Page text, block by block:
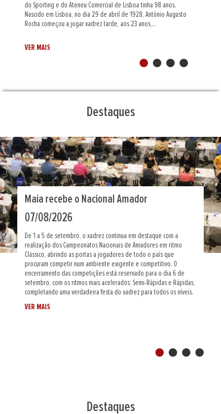
nas competições feminina e absoluta, através, respetivamente, de
Margarida Correia (Vitória SC) e Filipa Camacho (Clube dos Galitos) e
de Gustavo Ribeiro (AX Gaia). Na primeira das nove...
VER MAIS
Destaques
Nacionais femininos de ritmos rápidos na
Maia
No próximo dia 30 de agosto, a cidade da Maia recebe os
Campeonatos Nacionais Femininos de Rápidas e de Semi-Rápidas,
provas individuais que abrem a semana de competições de xadrez
organizada neste recinto e que atribuem dois títulos nacionais na
vertente feminina. Durante o período da manhã terá lugar o
Campeonato Nacional Feminino de Rápidas, disputado em ritmo
rápido de 3m+2s jogada/lance, reunindo jogadoras de diferentes
clubes e associações de todo o país. No período da tarde joga-
Destaques